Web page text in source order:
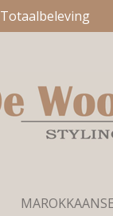
Totaalbeleving